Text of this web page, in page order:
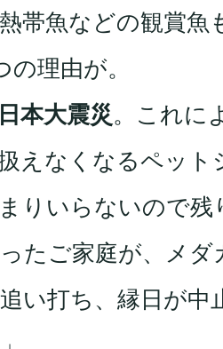
帯魚などの観賞魚
理由が。
本大震災。これに
えなくなるペッ
りいらないので残
たご家庭が、メ
い打ち、縁日が